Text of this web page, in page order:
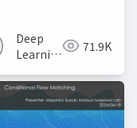
Deep
Learning
71.9K